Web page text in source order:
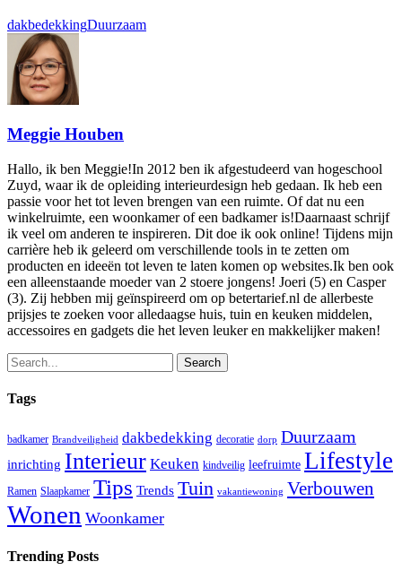
dakbedekkingDuurzaam
Meggie Houben
Hallo, ik ben Meggie!In 2012 ben ik afgestudeerd van hogeschool
Zuyd, waar ik de opleiding interieurdesign heb gedaan. Ik heb een
passie voor het tot leven brengen van een ruimte. Of dat nu een
winkelruimte, een woonkamer of een badkamer is!Daarnaast schrijf
ik veel om anderen te inspireren. Dit doe ik ook online! Tijdens mijn
carrière heb ik geleerd om verschillende tools in te zetten om
producten en ideeën tot leven te laten komen op websites.Ik ben ook
een alleenstaande moeder van 2 stoere jongens! Joeri (5) en Casper
(3). Zij hebben mij geïnspireerd om op betertarief.nl de allerbeste
prijsjes te zoeken voor alledaagse huis, tuin en keuken middelen,
accessoires en gadgets die het leven leuker en makkelijker maken!
Search
Tags
badkamer Brandveiligheid dakbedekking decoratie dorp Duurzaam
inrichting Interieur Keuken kindveilig leefruimte Lifestyle
Ramen Slaapkamer Tips Trends Tuin vakantiewoning Verbouwen
Wonen Woonkamer
Trending Posts